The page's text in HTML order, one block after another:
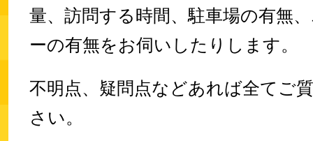
量、訪問する時間、駐車場の有無
ーの有無をお伺いしたりします。
不明点、疑問点などあれば全てご
さい。